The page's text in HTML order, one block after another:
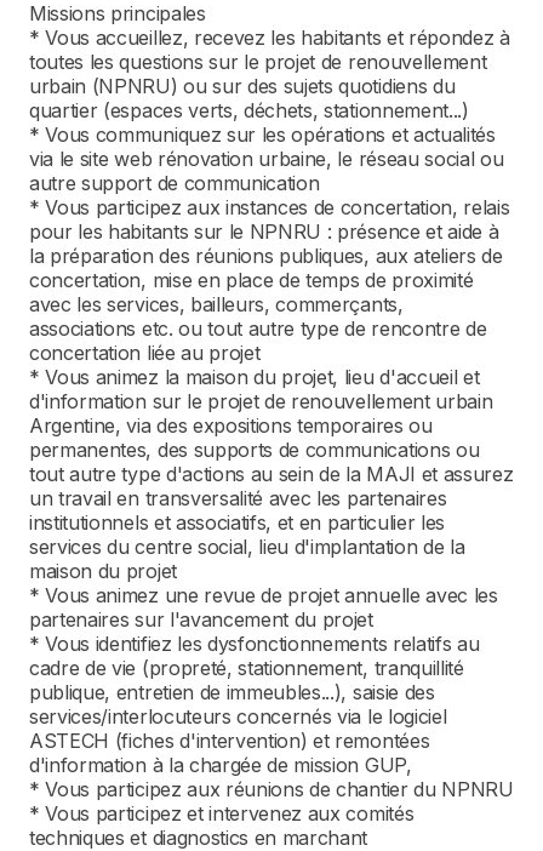
Missions principales
* Vous accueillez, recevez les habitants et répondez à
toutes les questions sur le projet de renouvellement
urbain (NPNRU) ou sur des sujets quotidiens du
quartier (espaces verts, déchets, stationnement...)
* Vous communiquez sur les opérations et actualités
via le site web rénovation urbaine, le réseau social ou
autre support de communication
* Vous participez aux instances de concertation, relais
pour les habitants sur le NPNRU : présence et aide à
la préparation des réunions publiques, aux ateliers de
concertation, mise en place de temps de proximité
avec les services, bailleurs, commerçants,
associations etc. ou tout autre type de rencontre de
concertation liée au projet
* Vous animez la maison du projet, lieu d'accueil et
d'information sur le projet de renouvellement urbain
Argentine, via des expositions temporaires ou
permanentes, des supports de communications ou
tout autre type d'actions au sein de la MAJI et assurez
un travail en transversalité avec les partenaires
institutionnels et associatifs, et en particulier les
services du centre social, lieu d'implantation de la
maison du projet
* Vous animez une revue de projet annuelle avec les
partenaires sur l'avancement du projet
* Vous identifiez les dysfonctionnements relatifs au
cadre de vie (propreté, stationnement, tranquillité
publique, entretien de immeubles...), saisie des
services/interlocuteurs concernés via le logiciel
ASTECH (fiches d'intervention) et remontées
d'information à la chargée de mission GUP,
* Vous participez aux réunions de chantier du NPNRU
* Vous participez et intervenez aux comités
techniques et diagnostics en marchant